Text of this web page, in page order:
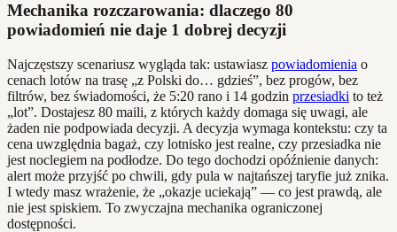
Mechanika rozczarowania: dlaczego 80
powiadomień nie daje 1 dobrej decyzji
Najczęstszy scenariusz wygląda tak: ustawiasz powiadomienia o
cenach lotów na trasę „z Polski do… gdzieś”, bez progów, bez
filtrów, bez świadomości, że 5:20 rano i 14 godzin przesiadki to też
„lot”. Dostajesz 80 maili, z których każdy domaga się uwagi, ale
żaden nie podpowiada decyzji. A decyzja wymaga kontekstu: czy ta
cena uwzględnia bagaż, czy lotnisko jest realne, czy przesiadka nie
jest noclegiem na podłodze. Do tego dochodzi opóźnienie danych:
alert może przyjść po chwili, gdy pula w najtańszej taryfie już znika.
I wtedy masz wrażenie, że „okazje uciekają” — co jest prawdą, ale
nie jest spiskiem. To zwyczajna mechanika ograniczonej
dostępności.